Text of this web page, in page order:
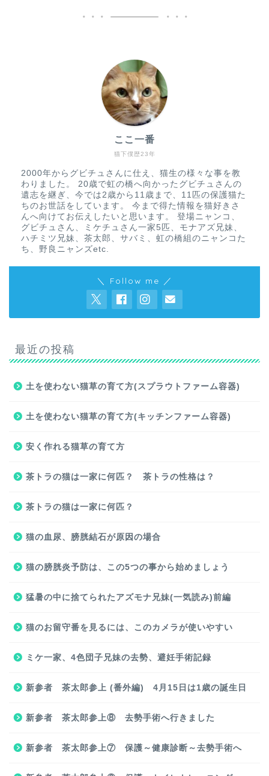
猫下僕歴23年
ここ一番
2000年からグビチュさんに仕え、猫生の様々な事を教
わりました。 20歳で虹の橋へ向かったグビチュさんの
遺志を継ぎ、今では2歳から11歳まで、11匹の保護猫た
ちのお世話をしています。 今まで得た情報を猫好きさ
んへ向けてお伝えしたいと思います。 登場ニャンコ、
グビチュさん、ミケチュさん一家5匹、モナアズ兄妹、
ハチミツ兄妹、茶太郎、サバミ、虹の橋組のニャンコた
ち、野良ニャンズetc.
＼ Follow me ／
最近の投稿
土を使わない猫草の育て方(スプラウトファーム容器)
土を使わない猫草の育て方(キッチンファーム容器)
安く作れる猫草の育て方
茶トラの猫は一家に何匹？ 茶トラの性格は？
茶トラの猫は一家に何匹？
猫の血尿、膀胱結石が原因の場合
猫の膀胱炎予防は、この5つの事から始めましょう
猛暑の中に捨てられたアズモナ兄妹(一気読み)前編
猫のお留守番を見るには、このカメラが使いやすい
ミケ一家、4色団子兄妹の去勢、避妊手術記録
新参者 茶太郎参上 (番外編) 4月15日は1歳の誕生日
新参者 茶太郎参上⑧ 去勢手術へ行きました
新参者 茶太郎参上⑦ 保護～健康診断～去勢手術へ